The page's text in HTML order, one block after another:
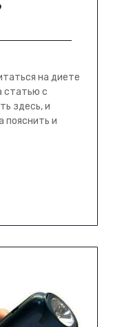
на диете
статью с
здесь, и
пояснить и